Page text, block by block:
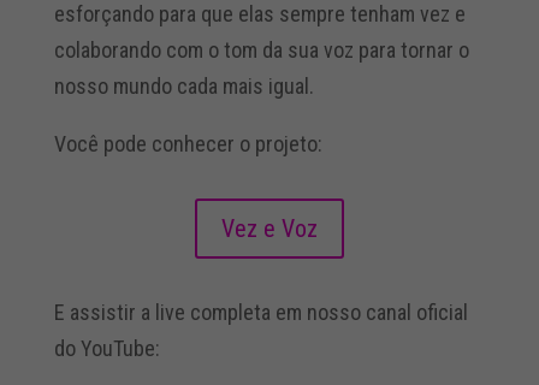
esforçando para que elas sempre tenham vez e
colaborando com o tom da sua voz para tornar o
nosso mundo cada mais igual.
Você pode conhecer o projeto:
Vez e Voz
E assistir a live completa em nosso canal oficial
do YouTube: